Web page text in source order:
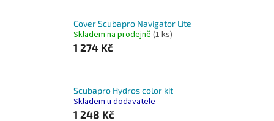
Cover Scubapro Navigator Lite
Skladem na prodejně (1 ks)
1 274 Kč
Scubapro Hydros color kit
Skladem u dodavatele
1 248 Kč